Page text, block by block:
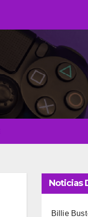
Noticias
Billie